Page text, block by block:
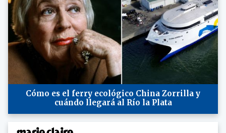
Cómo es el ferry ecológico China Zorrilla y
cuándo llegará al Río la Plata